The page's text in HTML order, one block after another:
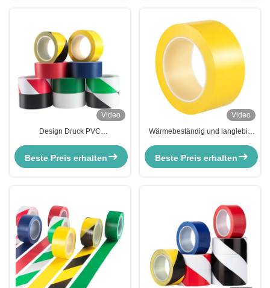
Video
Design Druck PVC
Gelb Schwarz Warnband für
Lagerboden
Beste Preis erhalten
Video
Wärmebeständig und langlebig
Beste Preis erhalten